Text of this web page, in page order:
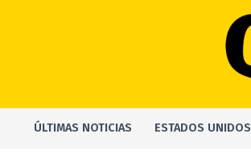
ÚLTIMAS NOTICIAS ESTADOS UNIDOS